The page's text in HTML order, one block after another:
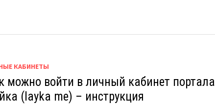
КАБИНЕТЫ
можно войти в личный кабинет портала
(layka me) – инструкция